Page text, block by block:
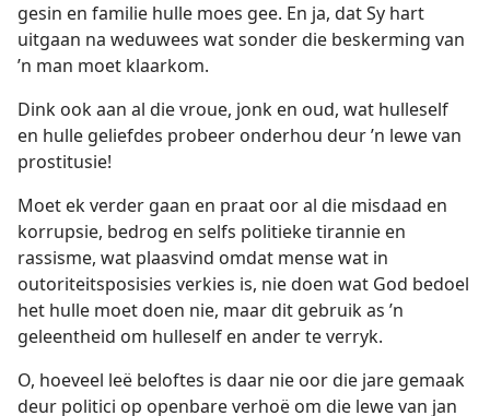
gesin en familie hulle moes gee. En ja, dat Sy hart
uitgaan na weduwees wat sonder die beskerming van
’n man moet klaarkom.
Dink ook aan al die vroue, jonk en oud, wat hulleself
en hulle geliefdes probeer onderhou deur ’n lewe van
prostitusie!
Moet ek verder gaan en praat oor al die misdaad en
korrupsie, bedrog en selfs politieke tirannie en
rassisme, wat plaasvind omdat mense wat in
outoriteitsposisies verkies is, nie doen wat God bedoel
het hulle moet doen nie, maar dit gebruik as ’n
geleentheid om hulleself en ander te verryk.
O, hoeveel leë beloftes is daar nie oor die jare gemaak
deur politici op openbare verhoë om die lewe van jan